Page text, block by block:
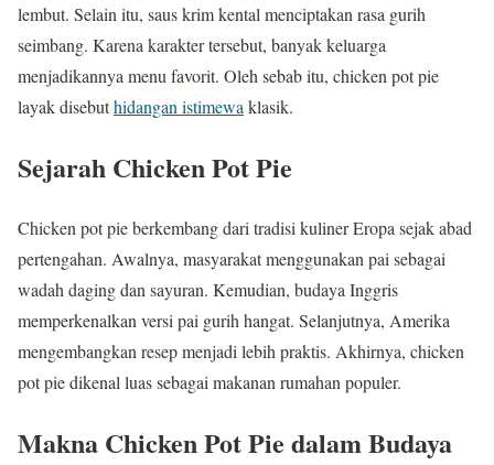
lembut. Selain itu, saus krim kental menciptakan rasa gurih
seimbang. Karena karakter tersebut, banyak keluarga
menjadikannya menu favorit. Oleh sebab itu, chicken pot pie
layak disebuthidangan istimewa klasik.
Sejarah Chicken Pot Pie
Chicken pot pie berkembang dari tradisi kuliner Eropa sejak abad
pertengahan. Awalnya, masyarakat menggunakan pai sebagai
wadah daging dan sayuran. Kemudian, budaya Inggris
memperkenalkan versi pai gurih hangat. Selanjutnya, Amerika
mengembangkan resep menjadi lebih praktis. Akhirnya, chicken
pot pie dikenal luas sebagai makanan rumahan populer.
Makna Chicken Pot Pie dalam Budaya